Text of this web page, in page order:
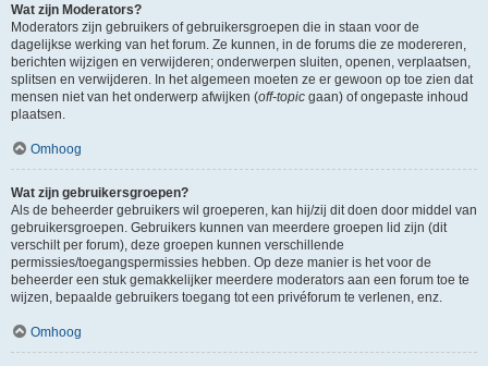
Wat zijn Moderators?
Moderators zijn gebruikers of gebruikersgroepen die in staan voor de
dagelijkse werking van het forum. Ze kunnen, in de forums die ze modereren,
berichten wijzigen en verwijderen; onderwerpen sluiten, openen, verplaatsen,
splitsen en verwijderen. In het algemeen moeten ze er gewoon op toe zien dat
mensen niet van het onderwerp afwijken (off-topic gaan) of ongepaste inhoud
plaatsen.
Omhoog
Wat zijn gebruikersgroepen?
Als de beheerder gebruikers wil groeperen, kan hij/zij dit doen door middel van
gebruikersgroepen. Gebruikers kunnen van meerdere groepen lid zijn (dit
verschilt per forum), deze groepen kunnen verschillende
permissies/toegangspermissies hebben. Op deze manier is het voor de
beheerder een stuk gemakkelijker meerdere moderators aan een forum toe te
wijzen, bepaalde gebruikers toegang tot een privéforum te verlenen, enz.
Omhoog